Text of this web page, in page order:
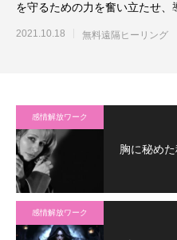
を守るための力を奮い立たせ、
最善に働きかける」です。
2021.10.18 無料遠隔ヒーリング
感情解放ワーク
胸に秘め
感情解放ワーク